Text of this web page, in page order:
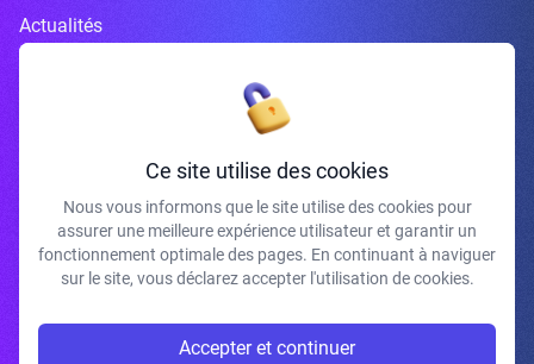
Actualités
Inscrivez-vous à la newsletter
J'accepte de recevoir vos e-mails et confirme avoir pris connaissance de
votre politique de confidentialité et mentions légales.
Ce site utilise des cookies
Nous vous informons que le site utilise des cookies pour
assurer une meilleure expérience utilisateur et garantir un
fonctionnement optimale des pages. En continuant à naviguer
sur le site, vous déclarez accepter l'utilisation de cookies.
Accepter et continuer